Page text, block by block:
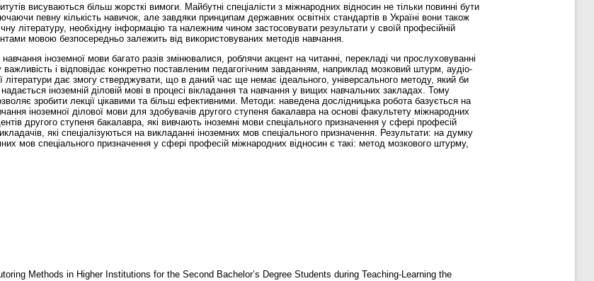
висуваються більш жорсткі вимоги. Майбутні спеціалісти з міжнародних відносин не тільки повинні бути
певну кількість навичок, але завдяки принципам державних освітніх стандартів в Україні вони також
літературу, необхідну інформацію та належним чином застосовувати результати у своїй професійній
мовою безпосередньо залежить від використовуваних методів навчання.
іноземної мови багато разів змінювалися, роблячи акцент на читанні, перекладі чи прослуховуванні
і відповідає конкретно поставленим педагогічним завданням, наприклад мозковий штурм, аудіо-
літератури дає змогу стверджувати, що в даний час ще немає ідеального, універсального методу, який би
іноземній діловій мові в процесі вікладання та навчання у вищих навчальних закладах. Тому
зробити лекції цікавими та більш ефективними. Методи: наведена дослідницька робота базується на
іноземної ділової мови для здобувачів другого ступеня бакалавра на основі факультету міжнародних
другого ступеня бакалавра, які вивчають іноземні мови спеціального призначення у сфері професій
які спеціалізуються на викладанні іноземних мов спеціального призначення. Результати: на думку
мов спеціального призначення у сфері професій міжнародних відносин є такі: метод мозкового штурму,
Methods in Higher Institutions for the Second Bachelor’s Degree Students during Teaching-Learning the